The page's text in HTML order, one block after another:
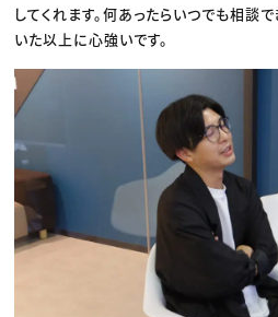
してくれます。何あったらいつでも相談
いた以上に心強いです。